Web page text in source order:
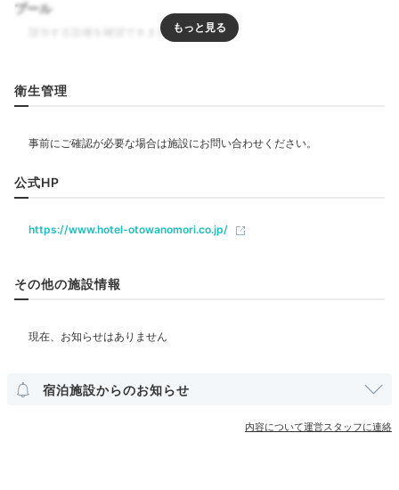
Dinner
18:00
贅沢フレンチに舌鼓を
シェフ自慢のディナー
プール
エステ・マッサージ
飲食
レストラン
ベビー＆子供関連
洋室
スイート インターネット利用可能
その他館内施設
衛生管理
公式HP
https://www.hotel-otowanomori.co.jp/
その他の施設情報
宿泊施設からのお知らせ
内容について運営スタッフに連絡